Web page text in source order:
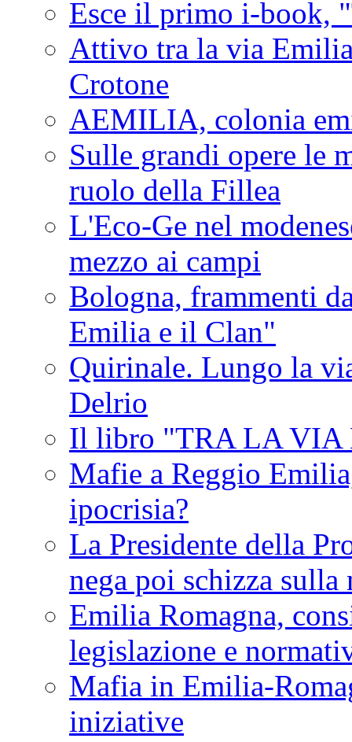
Esce il primo i-book,
Attivo tra la via
Crotone
AEMILIA, colonia
Sulle grandi opere le
ruolo della Fillea
L'Eco-Ge nel
mezzo ai campi
Bologna, frammenti
Emilia e il Clan"
Quirinale. Lungo la
Delrio
Il libro "TRA LA
Mafie a Reggio
ipocrisia?
La Presidente della
nega poi schizza sulla
Emilia Romagna,
legislazione e
Mafia in Emilia-
iniziative